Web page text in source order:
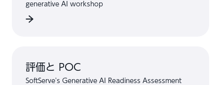
generative AI workshop
評価と POC
SoftServe's Generative AI Readiness Assessment